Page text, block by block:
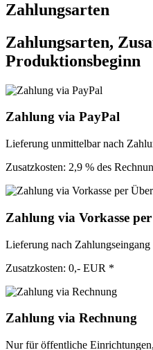
Zahlungsarten
Zahlungsarten,
Produktionsbeginn
Zahlung via PayPal
Lieferung unmittelbar nach
Zusatzkosten: 2,9 % des
Zahlung via Vorkasse
Lieferung nach
Zusatzkosten: 0,- EUR *
Zahlung via Rechnung
Nur für öffentliche